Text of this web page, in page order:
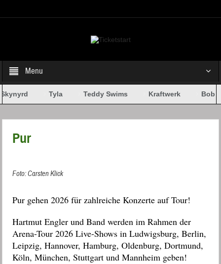
Menu
Tyla Teddy Swims Kraftwerk Bob
Pur
Foto: Carsten Klick
Pur gehen 2026 für zahlreiche Konzerte auf Tour!
Hartmut Engler und Band werden im Rahmen der
Arena-Tour 2026 Live-Shows in Ludwigsburg,Berlin,
Leipzig, Hannover, Hamburg, Oldenburg, Dortmund,
Köln, München, Stuttgart und Mannheim geben!